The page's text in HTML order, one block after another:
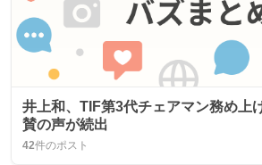
井上和、TIF第3代チェアマン務め上
賛の声が続出
42件のポスト